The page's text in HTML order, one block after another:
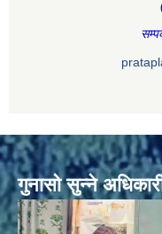
गुनासो सुन्ने